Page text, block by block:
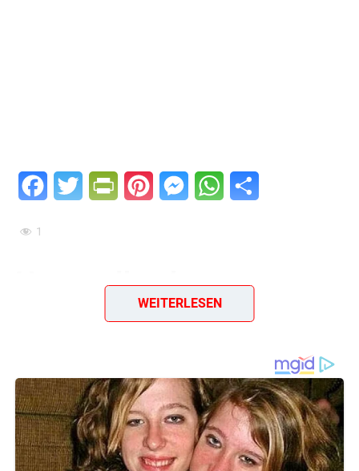
FacebookTwitter PrintFriendly
PinterestMessengerWhatsApp
1
Hammelkeule
Diese Zutaten brauchen wir…
2 kg Hammelkeule
100 g Speck
3 Knoblauchzehen
WEITERLESEN